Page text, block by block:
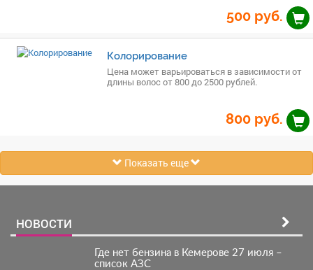
500 руб.
Колорирование
Цена может варьироваться в зависимости от
длины волос от 800 до 2500 рублей.
800 руб.
Показать еще
НОВОСТИ
Где нет бензина в Кемерове 27 июля –
список АЗС